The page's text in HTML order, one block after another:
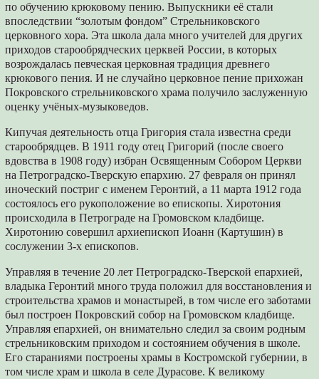
по обучению крюковому пению. Выпускники её стали
впоследствии “золотым фондом” Стрельниковского
церковного хора. Эта школа дала много учителей для других
приходов старообрядческих церквей России, в которых
возрождалась певческая церковная традиция древнего
крюкового пения. И не случайно церковное пение прихожан
Покровского стрельниковского храма получило заслуженную
оценку учёных-музыковедов.
Кипучая деятельность отца Григория стала известна среди
старообрядцев. В 1911 году отец Григорий (после своего
вдовства в 1908 году) избран Освященным Собором Церкви
на Петроградско-Тверскую епархию. 27 февраля он принял
иноческий постриг с именем Геронтий, а 11 марта 1912 года
состоялось его рукоположение во епископы. Хиротония
происходила в Петрограде на Громовском кладбище.
Хиротонию совершил архиепископ Иоанн (Картушин) в
сослужении 3-х епископов.
Управляя в течение 20 лет Петроградско-Тверской епархией,
владыка Геронтий много труда положил для восстановления и
строительства храмов и монастырей, в том числе его заботами
был построен Покровский собор на Громовском кладбище.
Управляя епархией, он внимательно следил за своим родным
стрельниковским приходом и состоянием обучения в школе.
Его стараниями построены храмы в Костромской губернии, в
том числе храм и школа в селе Дурасове. К великому